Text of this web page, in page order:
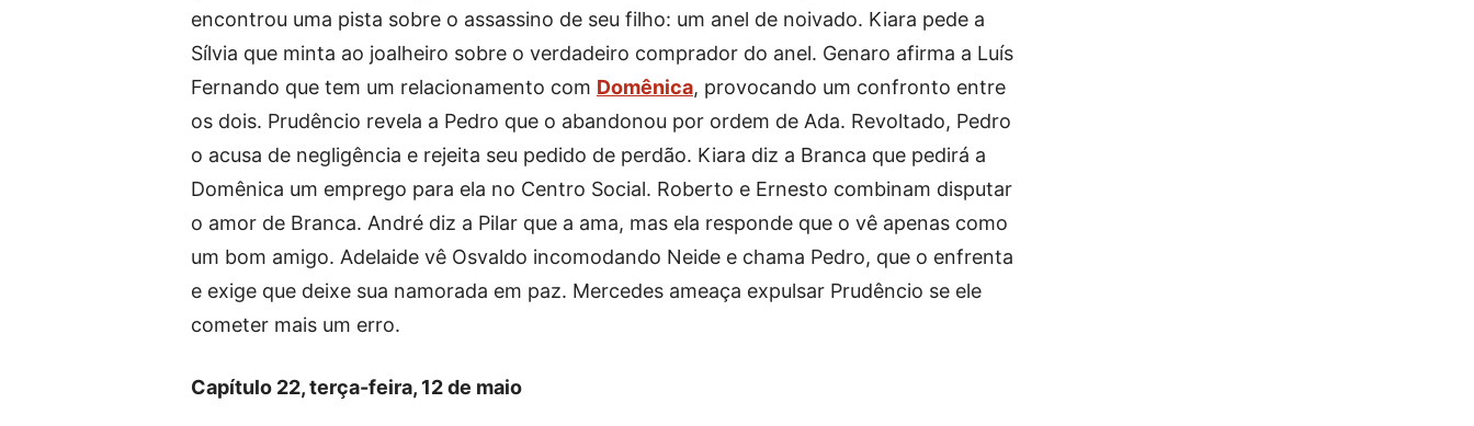
encontrou uma pista sobre o assassino de seu filho: um anel de noivado. Kiara pede a
Sílvia que minta ao joalheiro sobre o verdadeiro comprador do anel. Genaro afirma a Luís
Fernando que tem um relacionamento com Domênica, provocando um confronto entre
os dois. Prudêncio revela a Pedro que o abandonou por ordem de Ada. Revoltado, Pedro
o acusa de negligência e rejeita seu pedido de perdão. Kiara diz a Branca que pedirá a
Domênica um emprego para ela no Centro Social. Roberto e Ernesto combinam disputar
o amor de Branca. André diz a Pilar que a ama, mas ela responde que o vê apenas como
um bom amigo. Adelaide vê Osvaldo incomodando Neide e chama Pedro, que o enfrenta
e exige que deixe sua namorada em paz. Mercedes ameaça expulsar Prudêncio se ele
cometer mais um erro.
Capítulo 22, terça-feira, 12 de maio